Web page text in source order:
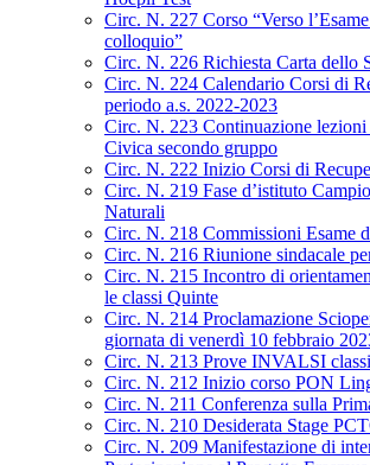
Circ. N. 227 Corso “Verso
colloquio”
Circ. N. 226 Richiesta Carta dello
Circ. N. 224 Calendario Corsi di
periodo a.s. 2022-2023
Circ. N. 223 Continuazione
Civica secondo gruppo
Circ. N. 222 Inizio Corsi di
Circ. N. 219 Fase d’istituto
Naturali
Circ. N. 218 Commissioni Esame
Circ. N. 216 Riunione sindacale
Circ. N. 215 Incontro di
le classi Quinte
Circ. N. 214 Proclamazione
giornata di venerdì 10 febbraio
Circ. N. 213 Prove INVALSI
Circ. N. 212 Inizio corso PON
Circ. N. 211 Conferenza sulla
Circ. N. 210 Desiderata Stage
Circ. N. 209 Manifestazione di